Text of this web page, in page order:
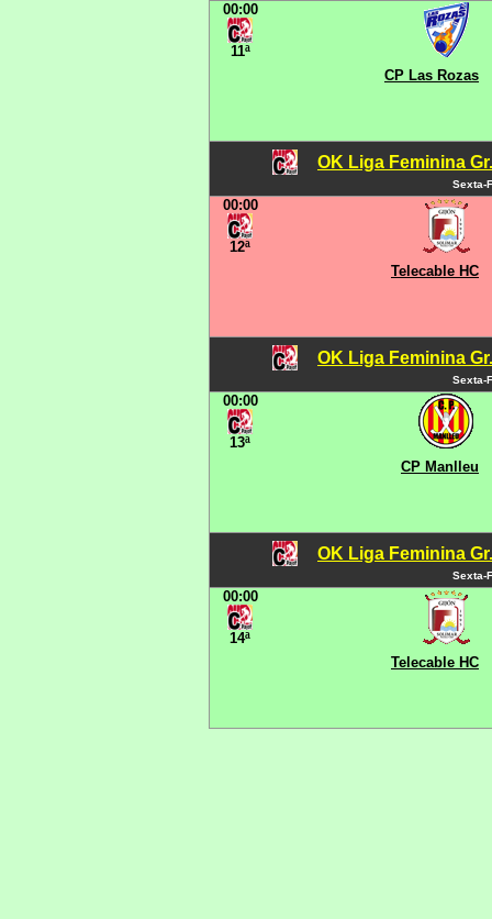
00:00
11ª
CP Las Rozas
OK Liga Feminina
Sexta-
00:00
12ª
Telecable HC
OK Liga Feminina
Sexta-
00:00
13ª
CP Manlleu
OK Liga Feminina
Sexta-
00:00
14ª
Telecable HC